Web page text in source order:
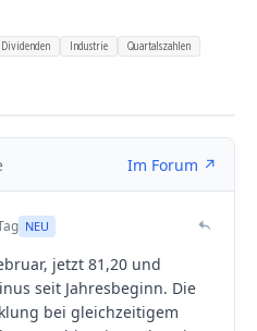
Dividenden Industrie Quartalszahlen